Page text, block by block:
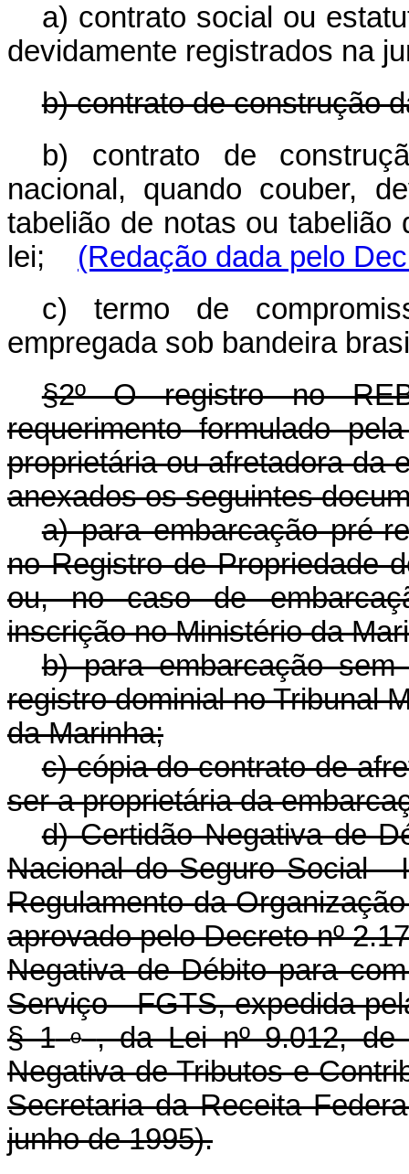
a) contrato social ou
devidamente registrados na
b) contrato de construção
b) contrato de
nacional, quando couber,
tabelião de notas ou
lei; (Redação dada pelo
c) termo de
empregada sob bandeira
§2º O registro no
requerimento formulado
proprietária ou afretadora da
anexados os seguintes
a) para embarcação pré-
no Registro de Propriedade
ou, no caso de
inscrição no Ministério da
b) para embarcação
registro dominial no Tribunal
da Marinha;
c) cópia do contrato de
ser a proprietária da
d) Certidão Negativa de
Nacional do Seguro Social -
Regulamento da
aprovado pelo Decreto nº
Negativa de Débito para
Serviço - FGTS, expedida
§ 1
o
, da Lei nº 9.012,
Negativa de Tributos e
Secretaria da Receita
junho de 1995).